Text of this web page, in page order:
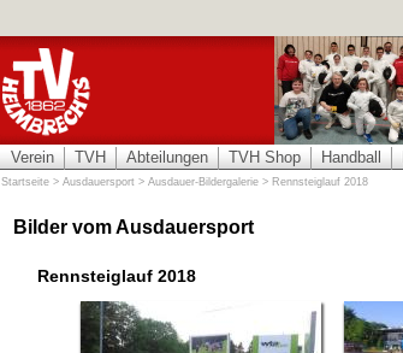
Verein TVH Abteilungen TVH Shop Handball
Startseite > Ausdauersport > Ausdauer-Bildergalerie > Rennsteiglauf 2018
Bilder vom Ausdauersport
Rennsteiglauf 2018